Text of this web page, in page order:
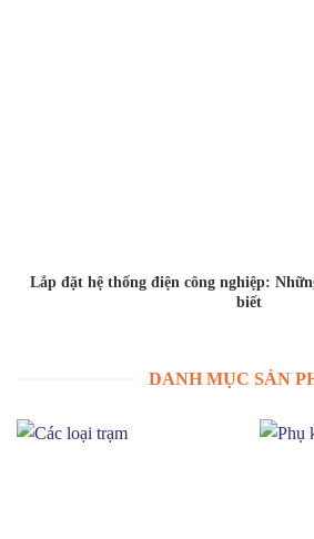
Lắp đặt hệ thống điện công nghiệp:
biết
DANH MỤC SẢN